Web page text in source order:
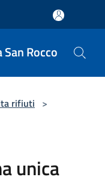
Rocco
rifiuti >
unica